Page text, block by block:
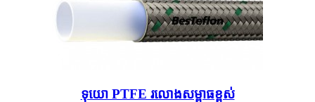
ទុយោ PTFE រលោងសម្ពាធខ្ពស់